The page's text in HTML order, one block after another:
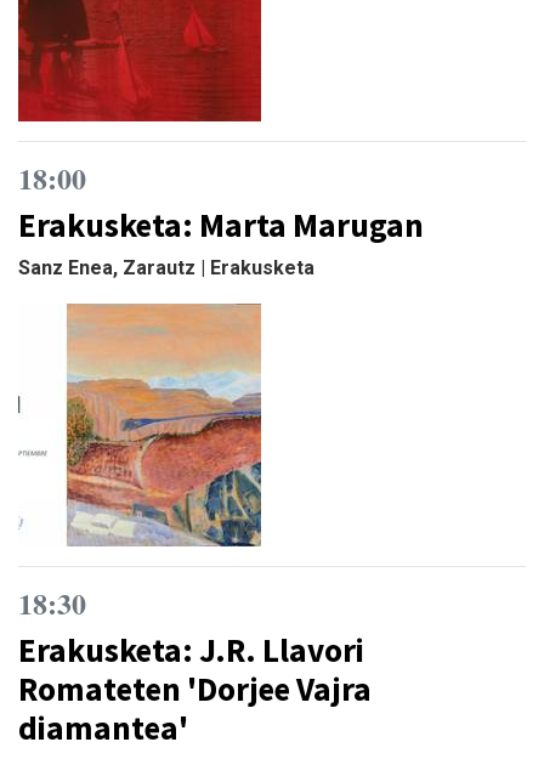
18:00
Erakusketa: Marta Marugan
Sanz Enea, Zarautz | Erakusketa
18:30
Erakusketa: J.R. Llavori
Romateten 'Dorjee Vajra
diamantea'